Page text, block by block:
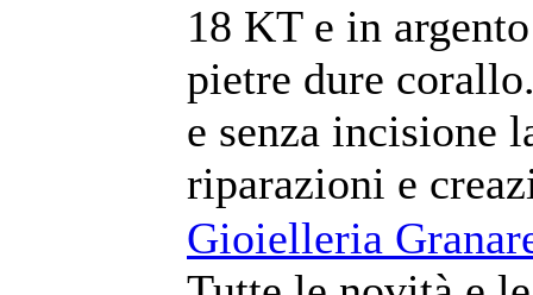
18 KT e in
pietre dure
e senza incisione
riparazioni e
Gioielleria